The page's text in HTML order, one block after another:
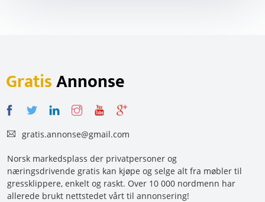
GratisAnnonse
gratis.annonse@gmail.com
Norsk markedsplass der privatpersoner og
næringsdrivende gratis kan kjøpe og selge alt fra møbler til
gressklippere, enkelt og raskt. Over 10 000 nordmenn har
allerede brukt nettstedet vårt til annonsering!